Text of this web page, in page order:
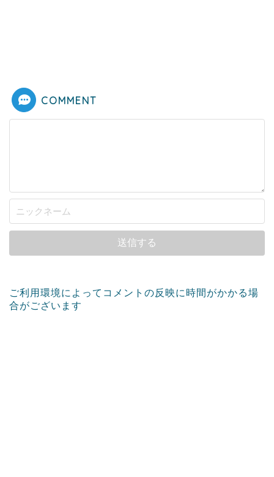
COMMENT
ご利用環境によってコメントの反映に時間がかかる場
合がございます